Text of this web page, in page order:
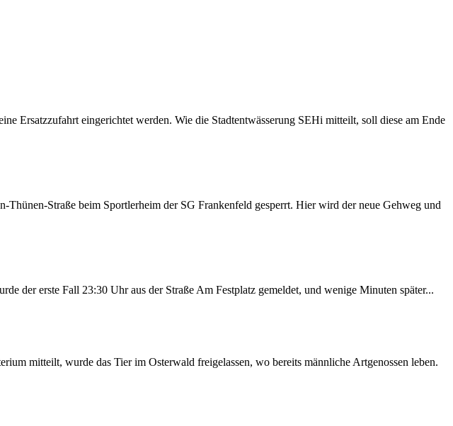
Ersatzzufahrt eingerichtet werden. Wie die Stadtentwässerung SEHi mitteilt, soll diese am Ende
Straße beim Sportlerheim der SG Frankenfeld gesperrt. Hier wird der neue Gehweg und
der erste Fall 23:30 Uhr aus der Straße Am Festplatz gemeldet, und wenige Minuten später...
mitteilt, wurde das Tier im Osterwald freigelassen, wo bereits männliche Artgenossen leben.